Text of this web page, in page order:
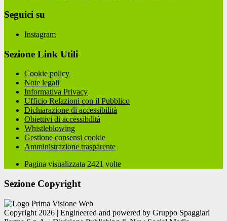
Seguici su
Instagram
Sezione Link Utili
Cookie policy
Note legali
Informativa Privacy
Ufficio Relazioni con il Pubblico
Dichiarazione di accessibilità
Obiettivi di accessibilità
Whistleblowing
Gestione consensi cookie
Amministrazione trasparente
Pagina visualizzata 2421 volte
Sezione Copyright
Copyright 2026 | Engineered and powered by Gruppo Spaggiari